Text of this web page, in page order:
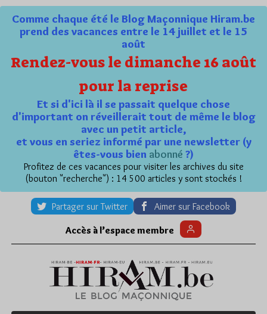
Comme chaque été le Blog Maçonnique Hiram.be
prend des vacances entre le 14 juillet et le 15
août
Rendez-vous le dimanche 16 août
pour la reprise
Et si d'ici là il se passait quelque chose
d'important on réveillerait tout de même le blog
avec un petit article,
et vous en seriez informé par une newsletter (y
êtes-vous bien abonné ?)
Profitez de ces vacances pour visiter les archives du site
(bouton "recherche") : 14 500 articles y sont stockés !
Partager sur Twitter Aimer sur Facebook
Accès à l’espace membre